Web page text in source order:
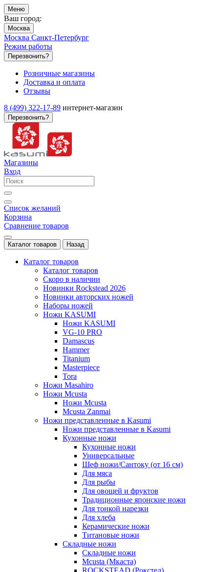
Меню
Ваш город:
Москва
Москва Санкт-Петербург
Режим работы
Перезвонить?
Розничные магазины
Доставка и оплата
Отзывы
8 (499) 322-17-89 интернет-магазин
Перезвонить?
Магазины
Вход
Список желаний
Корзина
Сравнение товаров
Каталог товаров Назад
Каталог товаров
Каталог товаров
Скоро в наличии
Новинки Rockstead 2026
Новинки авторских ножей
Наборы ножей
Ножи KASUMI
Ножи KASUMI
VG-10 PRO
Damascus
Hammer
Titanium
Masterpiece
Tora
Ножи Masahiro
Ножи Mcusta
Ножи Mcusta
Mcusta Zanmai
Ножи представленные в Kasumi
Ножи представленные в Kasumi
Кухонные ножи
Кухонные ножи
Универсальные
Шеф ножи/Сантоку (от 16 см)
Для мяса
Для рыбы
Для овощей и фруктов
Традиционные японские ножи
Для тонкой нарезки
Для хлеба
Керамические ножи
Титановые ножи
Складные ножи
Складные ножи
Mcusta (Мкаста)
ROCKSTEAD (Рокстед)